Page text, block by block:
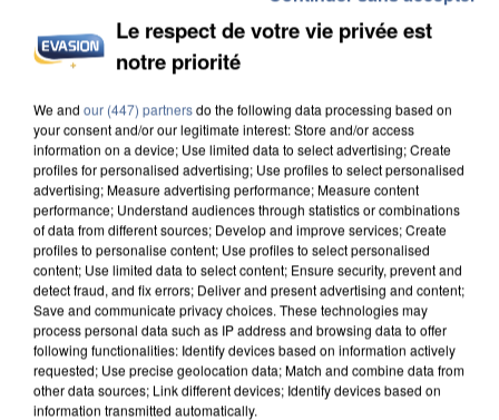
L’UN DES FONDATEURS SUPPOSÉS DE LA DZ
MAFIA INTERPELLÉ EN ALGÉRIE
Le respect de votre vie privée est
notre priorité
We and our (447) partnersdo the following data processing based on
your consent and/or our legitimate interest: Store and/or access
information on a device; Use limited data to select advertising; Create
profiles for personalised advertising; Use profiles to select personalised
advertising; Measure advertising performance; Measure content
performance; Understand audiences through statistics or combinations
of data from different sources; Develop and improve services; Create
profiles to personalise content; Use profiles to select personalised
content; Use limited data to select content; Ensure security, prevent and
detect fraud, and fix errors; Deliver and present advertising and content;
Save and communicate privacy choices. These technologies may
process personal data such as IP address and browsing data to offer
following functionalities: Identify devices based on information actively
requested; Use precise geolocation data; Match and combine data from
other data sources; Link different devices; Identify devices based on
information transmitted automatically.